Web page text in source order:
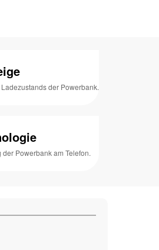
der Powerbank.
Powerbank am Telefon.